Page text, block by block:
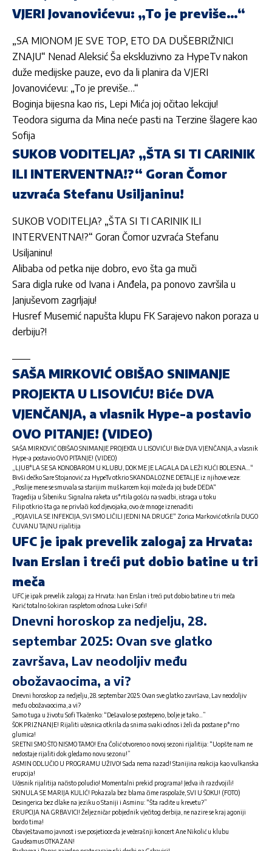
VJERI Jovanovićevu: „To je previše…“
„SA MIONOM JE SVE TOP, ETO DA DUŠEBRIŽNICI
ZNAJU“ Nenad Aleksić Ša ekskluzivno za HypeTv nakon
duže medijske pauze, evo da li planira da VJERI
Jovanovićevu: „To je previše…“
Boginja bijesna kao ris, Lepi Mića joj očitao lekciju!
Teodora sigurna da Mina neće pasti na Terzine šlagere kao
Sofija
SUKOB VODITELJA? „ŠTA SI TI CARINIK
ILI INTERVENTNA!?“ Goran Čomor
uzvraća Stefanu Usiljaninu!
SUKOB VODITELJA? „ŠTA SI TI CARINIK ILI
INTERVENTNA!?“ Goran Čomor uzvraća Stefanu
Usiljaninu!
Alibaba od petka nije dobro, evo šta ga muči
Sara digla ruke od Ivana i Anđela, pa ponovo završila u
Janjuševom zagrljaju!
Husref Musemić napušta klupu FK Sarajevo nakon poraza u
derbiju?!
SAŠA MIRKOVIĆ OBIŠAO SNIMANJE
PROJEKTA U LISOVIĆU! Biće DVA
VJENČANJA, a vlasnik Hype-a postavio
OVO PITANJE! (VIDEO)
SAŠA MIRKOVIĆ OBIŠAO SNIMANJE PROJEKTA U LISOVIĆU! Biće DVA VJENČANJA, a vlasnik
Hype-a postavio OVO PITANJE! (VIDEO)
„LJUB*LA SE SA KONOBAROM U KLUBU, DOK ME JE LAGALA DA LEŽI KUĆI BOLESNA…“
Bivši dečko Sare Stojanović za HypeTv otkrio SKANDALOZNE DETALJE iz njihove veze:
„Poslije mene se smuvala sa starijim muškarcem koji može da joj bude DEDA“
Tragedija u Šibeniku: Signalna raketa us*rtila gošću na svadbi, istraga u toku
Filip otkrio šta ga ne privlači kod djevojaka, ovo će mnoge iznenaditi
„POJAVILA SE INFEKCIJA, SVI SMO LIČILI JEDNI NA DRUGE“ Zorica Marković otkrila DUGO
ČUVANU TAJNU rijalitija
UFC je ipak prevelik zalogaj za Hrvata:
Ivan Erslan i treći put dobio batine u tri
meča
UFC je ipak prevelik zalogaj za Hrvata: Ivan Erslan i treći put dobio batine u tri meča
Karić totalno šokiran raspletom odnosa Luke i Sofi!
Dnevni horoskop za nedjelju, 28.
septembar 2025: Ovan sve glatko
završava, Lav neodoljiv među
obožavaocima, a vi?
Dnevni horoskop za nedjelju, 28. septembar 2025: Ovan sve glatko završava, Lav neodoljiv
među obožavaocima, a vi?
Samo tuga u životu Sofi Tkačenko: “Dešavalo se postepeno, bolje je tako…”
ŠOK PRIZNANJE! Rijaliti učesnica otkrila da snima svaki odnos i želi da postane p*rno
glumica!
SRETNI SMO ŠTO NISMO TAMO! Ena Čolić otvoreno o novoj sezoni rijalitija: “Uopšte nam ne
nedostaje rijaliti dok gledamo novu sezonu!”
ASMIN ODLUČIO U PROGRAMU UŽIVO! Sada nema nazad! Stanijina reakcija kao vulkanska
erupcija!
Učesnik rijalitija načisto poludio! Momentalni prekid programa! Jedva ih razdvojili!
SKINULA SE MARIJA KULIĆ! Pokazala bez blama čime raspolaže, SVI U ŠOKU! (FOTO)
Desingerica bez dlake na jeziku o Staniji i Asminu: “Šta radite u krevetu?”
ERUPCIJA NA GRBAVICI! Željezničar pobjednik vječitog derbija, ne nazire se kraj agoniji
bordo tima!
Obavještavamo javnost i sve posjetioce da je večerašnji koncert Ane Nikolić u klubu
Gaudeamus OTKAZAN!